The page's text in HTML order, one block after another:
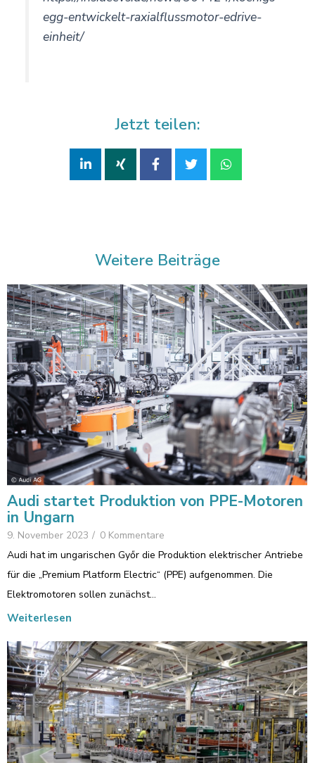
egg-entwickelt-raxialflussmotor-edrive-
einheit/
Jetzt teilen:
Weitere Beiträge
Audi startet Produktion von PPE-Motoren
in Ungarn
9. November 2023 / 0 Kommentare
Audi hat im ungarischen Győr die Produktion elektrischer Antriebe
für die „Premium Platform Electric“ (PPE) aufgenommen. Die
Elektromotoren sollen zunächst…
Weiterlesen